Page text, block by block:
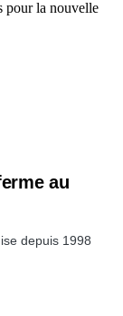
pour la nouvelle
au
depuis 1998